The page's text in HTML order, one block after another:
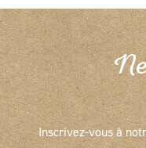
Inscrivez-vous à